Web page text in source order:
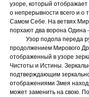
узоре, который
о непрерывности всего и о
Самом Себе. На ветвях
порхают два ворона
Узор подола переда
продолжением Мирового
отображенный в узоре
Чистоты и Истины.
подтверждающим
отображениями Змея
может заменить на свою.